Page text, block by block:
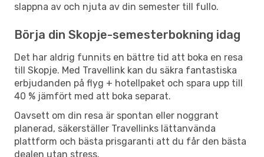
slappna av och njuta av din semester till fullo.
Börja din Skopje-semesterbokning idag
Det har aldrig funnits en bättre tid att boka en resa
till Skopje. Med Travellink kan du säkra fantastiska
erbjudanden på flyg + hotellpaket och spara upp till
40 % jämfört med att boka separat.
Oavsett om din resa är spontan eller noggrant
planerad, säkerställer Travellinks lättanvända
plattform och bästa prisgaranti att du får den bästa
dealen utan stress.